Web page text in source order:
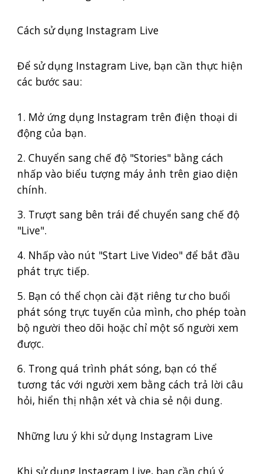
Cách sử dụng Instagram Live
Để sử dụng Instagram Live, bạn cần thực hiện
các bước sau:
1. Mở ứng dụng Instagram trên điện thoại di
động của bạn.
2. Chuyển sang chế độ "Stories" bằng cách
nhấp vào biểu tượng máy ảnh trên giao diện
chính.
3. Trượt sang bên trái để chuyển sang chế độ
"Live".
4. Nhấp vào nút "Start Live Video" để bắt đầu
phát trực tiếp.
5. Bạn có thể chọn cài đặt riêng tư cho buổi
phát sóng trực tuyến của mình, cho phép toàn
bộ người theo dõi hoặc chỉ một số người xem
được.
6. Trong quá trình phát sóng, bạn có thể
tương tác với người xem bằng cách trả lời câu
hỏi, hiển thị nhận xét và chia sẻ nội dung.
Những lưu ý khi sử dụng Instagram Live
Khi sử dụng Instagram Live, bạn cần chú ý